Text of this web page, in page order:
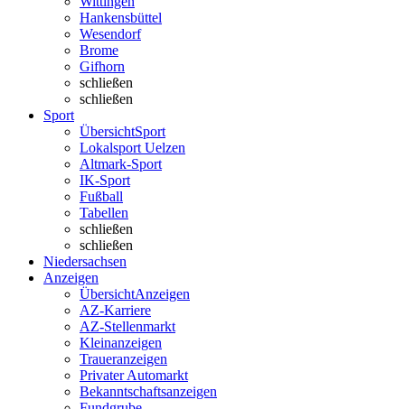
Hankensbüttel
Wesendorf
Brome
Gifhorn
schließen
schließen
Sport
ÜbersichtSport
Lokalsport Uelzen
Altmark-Sport
IK-Sport
Fußball
Tabellen
schließen
schließen
Niedersachsen
Anzeigen
ÜbersichtAnzeigen
AZ-Karriere
AZ-Stellenmarkt
Kleinanzeigen
Traueranzeigen
Privater Automarkt
Bekanntschaftsanzeigen